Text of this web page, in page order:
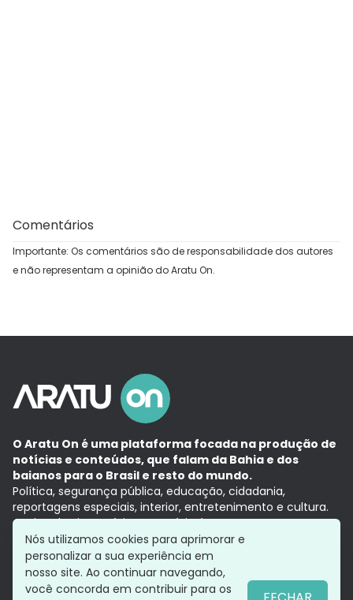
Comentários
Importante: Os comentários são de responsabilidade dos autores
e não representam a opinião do Aratu On.
O Aratu On é uma plataforma focada na produção de
notícias e conteúdos, que falam da Bahia e dos
baianos para o Brasil e resto do mundo.
Política, segurança pública, educação, cidadania,
reportagens especiais, interior, entretenimento e cultura.
Aqui, tudo vira notícia e a notícia é no tempo presente,
com a credibilidade do Grupo Aratu.
Grupo Aratu
Política de privacidade
Nós utilizamos cookies para aprimorar e
personalizar a sua experiência em
nosso site. Ao continuar navegando,
você concorda em contribuir para os